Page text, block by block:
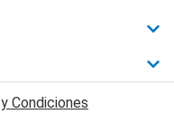
Condiciones